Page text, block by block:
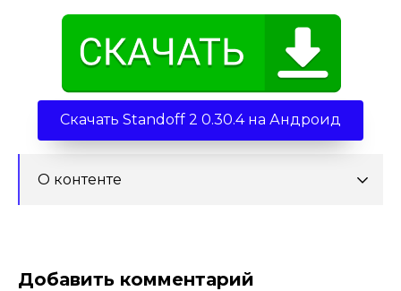
Скачать Standoff 2 0.30.4 на Андроид
О контенте
Добавить комментарий